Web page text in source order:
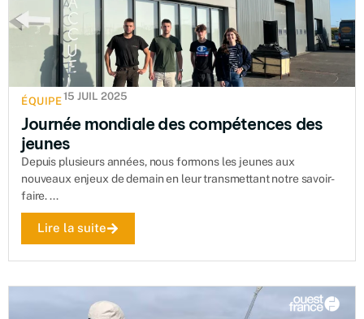
ÉQUIPE15 JUIL 2025
Journée mondiale des compétences des
jeunes
Depuis plusieurs années, nous formons les jeunes aux
nouveaux enjeux de demain en leur transmettant notre savoir-
faire. ...
Lire la suite